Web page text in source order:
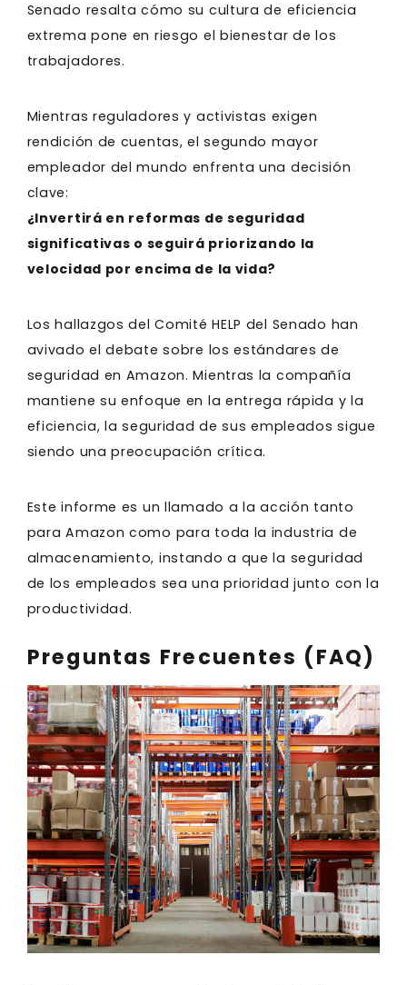
Senado resalta cómo su cultura de eficiencia
extrema pone en riesgo el bienestar de los
trabajadores.
Mientras reguladores y activistas exigen
rendición de cuentas, el segundo mayor
empleador del mundo enfrenta una decisión
clave:
¿Invertirá en reformas de seguridad
significativas o seguirá priorizando la
velocidad por encima de la vida?
Los hallazgos del Comité HELP del Senado han
avivado el debate sobre los estándares de
seguridad en Amazon. Mientras la compañía
mantiene su enfoque en la entrega rápida y la
eficiencia, la seguridad de sus empleados sigue
siendo una preocupación crítica.
Este informe es un llamado a la acción tanto
para Amazon como para toda la industria de
almacenamiento, instando a que la seguridad
de los empleados sea una prioridad junto con la
productividad.
Preguntas Frecuentes (FAQ)